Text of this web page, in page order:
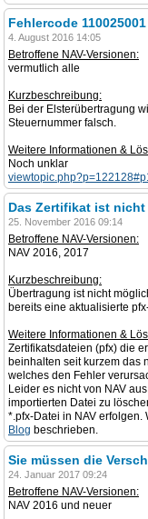
Fehlercode
4. August 2016 14:05
Betroffene NAV-Versionen:
vermutlich alle
Kurzbeschreibung:
Bei der Elsterübertragung
Steuernummer falsch.
Weitere Informationen &
Noch unklar
Das Zertifikat ist
25. November 2016 09:14
Betroffene NAV-Versionen:
NAV 2016, 2017
Kurzbeschreibung:
Übertragung ist nicht
bereits eine aktualisierte
Weitere Informationen &
Zertifikatsdateien (pfx) die
beinhalten seit kurzem das
welches den Fehler
Leider es nicht von NAV
importierten Datei zu
*.pfx-Datei in NAV erfolgen.
Blog beschrieben.
Sie müssen die
24. Januar 2017 09:24
Betroffene NAV-Versionen:
NAV 2016 und neuer